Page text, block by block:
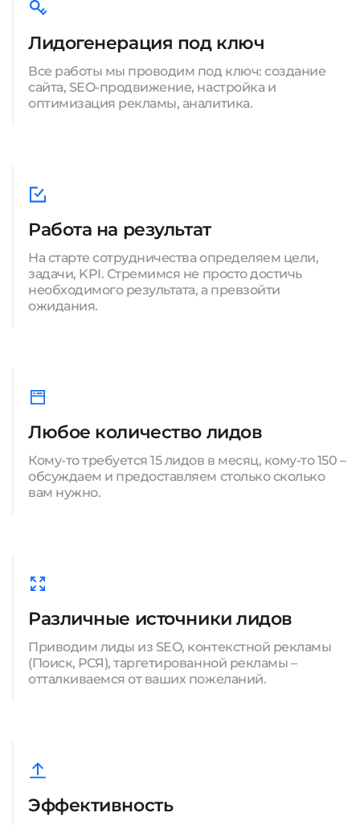
Лидогенерация под ключ
Все работы мы проводим под ключ: создание
сайта, SEO-продвижение, настройка и
оптимизация рекламы, аналитика.
Работа на результат
На старте сотрудничества определяем цели,
задачи, KPI. Стремимся не просто достичь
необходимого результата, а превзойти
ожидания.
Любое количество лидов
Кому-то требуется 15 лидов в месяц, кому-то 150 –
обсуждаем и предоставляем столько сколько
вам нужно.
Различные источники лидов
Приводим лиды из SEO, контекстной рекламы
(Поиск, РСЯ), таргетированной рекламы –
отталкиваемся от ваших пожеланий.
Эффективность